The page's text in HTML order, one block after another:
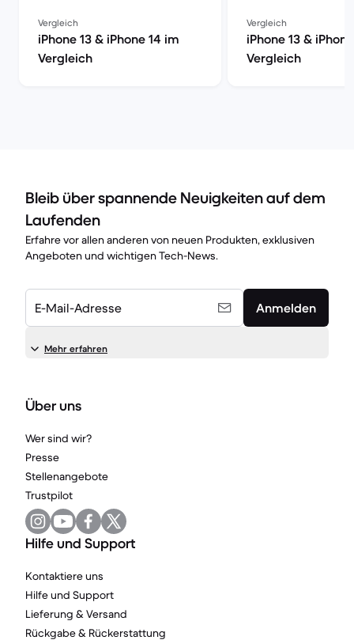
Vergleich
iPhone 13 & iPhone 14 im
Vergleich
Vergleich
iPhone 13 &
Vergleich
Bleib über spannende Neuigkeiten auf dem
Laufenden
Erfahre vor allen anderen von neuen Produkten, exklusiven
Angeboten und wichtigen Tech-News.
E-Mail-Adresse Anmelden
Mehr erfahren
Über uns
Wer sind wir?
Presse
Stellenangebote
Trustpilot
Hilfe und Support
Kontaktiere uns
Hilfe und Support
Lieferung & Versand
Rückgabe & Rückerstattung